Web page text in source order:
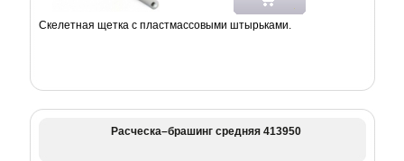
Скелетная щетка с пластмассовыми штырьками.
Расческа–брашинг средняя 413950